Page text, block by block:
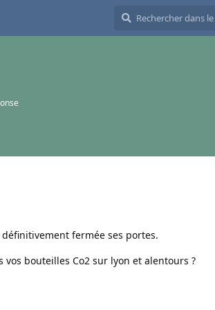
définitivement fermée ses portes.
vos bouteilles Co2 sur lyon et alentours ?